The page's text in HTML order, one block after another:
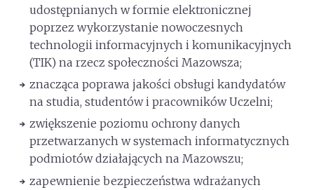
udostępnianych w formie elektronicznej
poprzez wykorzystanie nowoczesnych
technologii informacyjnych i komunikacyjnych
(TIK) na rzecz społeczności Mazowsza;
znacząca poprawa jakości obsługi kandydatów
na studia, studentów i pracowników Uczelni;
zwiększenie poziomu ochrony danych
przetwarzanych w systemach informatycznych
podmiotów działających na Mazowszu;
zapewnienie bezpieczeństwa wdrażanych